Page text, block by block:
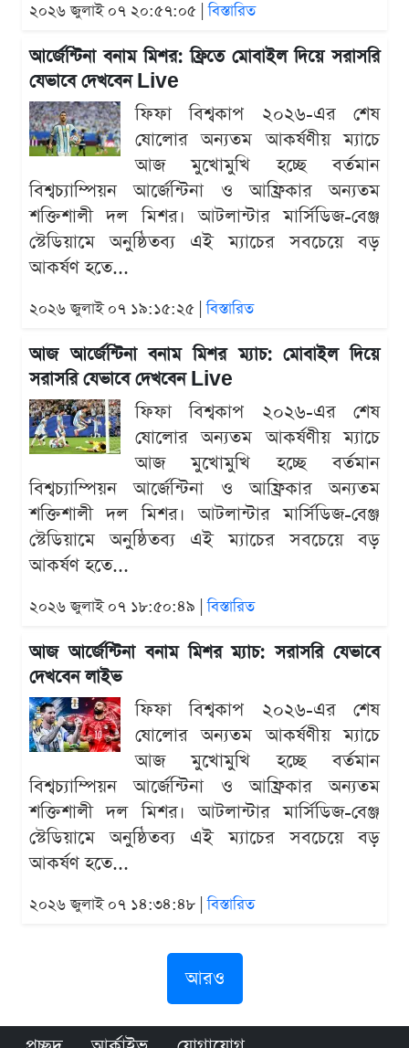
২০২৬ জুলাই ০৭ ২০:৫৭:০৫ |বিস্তারিত
আর্জেন্টিনা বনাম মিশর: ফ্রিতে মোবাইল দিয়ে সরাসরি
যেভাবে দেখবেন Live
ফিফা বিশ্বকাপ ২০২৬-এর শেষ
ষোলোর অন্যতম আকর্ষণীয় ম্যাচে
আজ মুখোমুখি হচ্ছে বর্তমান
বিশ্বচ্যাম্পিয়ন আর্জেন্টিনা ও আফ্রিকার অন্যতম
শক্তিশালী দল মিশর। আটলান্টার মার্সিডিজ-বেঞ্জ
স্টেডিয়ামে অনুষ্ঠিতব্য এই ম্যাচের সবচেয়ে বড়
আকর্ষণ হতে...
২০২৬ জুলাই ০৭ ১৯:১৫:২৫ |বিস্তারিত
আজ আর্জেন্টিনা বনাম মিশর ম্যাচ: মোবাইল দিয়ে
সরাসরি যেভাবে দেখবেন Live
ফিফা বিশ্বকাপ ২০২৬-এর শেষ
ষোলোর অন্যতম আকর্ষণীয় ম্যাচে
আজ মুখোমুখি হচ্ছে বর্তমান
বিশ্বচ্যাম্পিয়ন আর্জেন্টিনা ও আফ্রিকার অন্যতম
শক্তিশালী দল মিশর। আটলান্টার মার্সিডিজ-বেঞ্জ
স্টেডিয়ামে অনুষ্ঠিতব্য এই ম্যাচের সবচেয়ে বড়
আকর্ষণ হতে...
২০২৬ জুলাই ০৭ ১৮:৫০:৪৯ |বিস্তারিত
আজ আর্জেন্টিনা বনাম মিশর ম্যাচ: সরাসরি যেভাবে
দেখবেন লাইভ
ফিফা বিশ্বকাপ ২০২৬-এর শেষ
ষোলোর অন্যতম আকর্ষণীয় ম্যাচে
আজ মুখোমুখি হচ্ছে বর্তমান
বিশ্বচ্যাম্পিয়ন আর্জেন্টিনা ও আফ্রিকার অন্যতম
শক্তিশালী দল মিশর। আটলান্টার মার্সিডিজ-বেঞ্জ
স্টেডিয়ামে অনুষ্ঠিতব্য এই ম্যাচের সবচেয়ে বড়
আকর্ষণ হতে...
২০২৬ জুলাই ০৭ ১৪:৩৪:৪৮ |বিস্তারিত
আরও